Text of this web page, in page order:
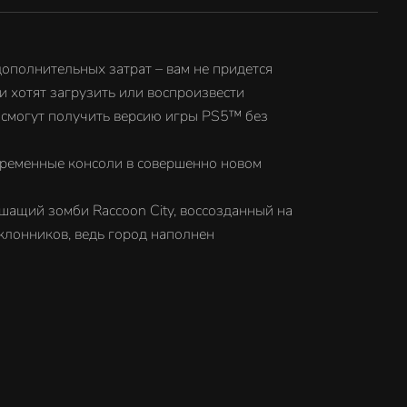
затрат – вам не придется
загрузить или воспроизвести
получить версию игры PS5™ без
консоли в совершенно новом
зомби Raccoon City, воссозданный на
ведь город наполнен